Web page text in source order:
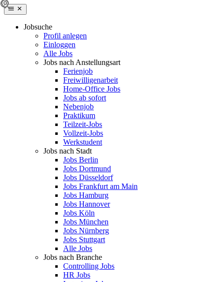
Jobsuche
Profil anlegen
Einloggen
Alle Jobs
Jobs nach Anstellungsart
Ferienjob
Freiwilligenarbeit
Home-Office Jobs
Jobs ab sofort
Nebenjob
Praktikum
Teilzeit-Jobs
Vollzeit-Jobs
Werkstudent
Jobs nach Stadt
Jobs Berlin
Jobs Dortmund
Jobs Düsseldorf
Jobs Frankfurt am Main
Jobs Hamburg
Jobs Hannover
Jobs Köln
Jobs München
Jobs Nürnberg
Jobs Stuttgart
Alle Jobs
Jobs nach Branche
Controlling Jobs
HR Jobs